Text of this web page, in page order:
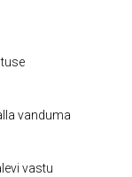
vanduma
vastu